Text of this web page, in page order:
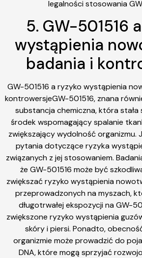
legalności stosowania
5. GW-501516
wystąpienia
badania i
GW-501516 a ryzyko wystąpienia
kontrowersjeGW-501516, znana
substancja chemiczna, która stała
środek wspomagający spalanie
zwiększający wydolność organizmu.
pytania dotyczące ryzyka
związanych z jej stosowaniem.
że GW-501516 może być
zwiększać ryzyko wystąpienia
przeprowadzonych na myszach,
długotrwałej ekspozycji na GW-
zwiększone ryzyko wystąpienia
skóry i piersi. Ponadto,
organizmie może prowadzić do
DNA, które mogą sprzyjać